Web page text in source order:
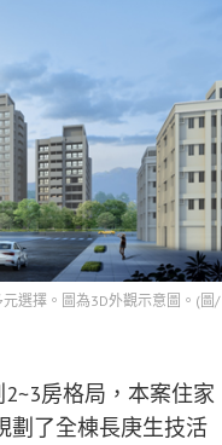
選擇。圖為3D外觀示意圖。(圖/
房格局，本案住家
劃了全棟長庚生技活